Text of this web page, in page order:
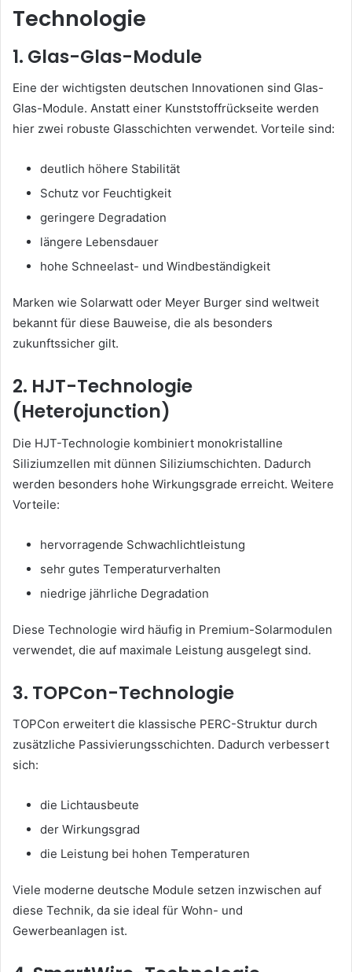
Technologie
1. Glas-Glas-Module
Eine der wichtigsten deutschen Innovationen sind Glas-
Glas-Module. Anstatt einer Kunststoffrückseite werden
hier zwei robuste Glasschichten verwendet. Vorteile sind:
deutlich höhere Stabilität
Schutz vor Feuchtigkeit
geringere Degradation
längere Lebensdauer
hohe Schneelast- und Windbeständigkeit
Marken wie Solarwatt oder Meyer Burger sind weltweit
bekannt für diese Bauweise, die als besonders
zukunftssicher gilt.
2. HJT-Technologie
(Heterojunction)
Die HJT-Technologie kombiniert monokristalline
Siliziumzellen mit dünnen Siliziumschichten. Dadurch
werden besonders hohe Wirkungsgrade erreicht. Weitere
Vorteile:
hervorragende Schwachlichtleistung
sehr gutes Temperaturverhalten
niedrige jährliche Degradation
Diese Technologie wird häufig in Premium-Solarmodulen
verwendet, die auf maximale Leistung ausgelegt sind.
3. TOPCon-Technologie
TOPCon erweitert die klassische PERC-Struktur durch
zusätzliche Passivierungsschichten. Dadurch verbessert
sich:
die Lichtausbeute
der Wirkungsgrad
die Leistung bei hohen Temperaturen
Viele moderne deutsche Module setzen inzwischen auf
diese Technik, da sie ideal für Wohn- und
Gewerbeanlagen ist.